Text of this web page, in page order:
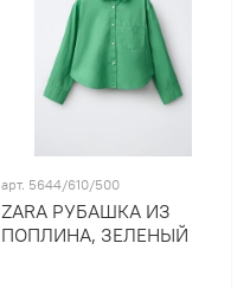
арт. 5644/610/500
ZARA РУБАШКА ИЗ
ПОПЛИНА, ЗЕЛЕНЫЙ